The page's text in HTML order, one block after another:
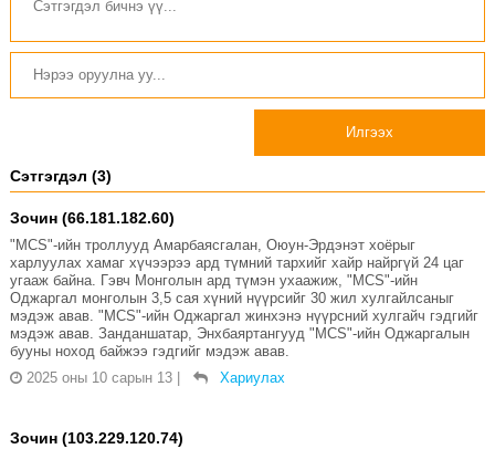
Илгээх
Сэтгэгдэл (3)
Зочин (66.181.182.60)
"MCS"-ийн троллууд Амарбаясгалан, Оюун-Эрдэнэт хоёрыг
харлуулах хамаг хүчээрээ ард түмний тархийг хайр найргүй 24 цаг
угааж байна. Гэвч Монголын ард түмэн ухаажиж, "MCS"-ийн
Оджаргал монголын 3,5 сая хүний нүүрсийг 30 жил хулгайлсаныг
мэдэж авав. "MCS"-ийн Оджаргал жинхэнэ нүүрсний хулгайч гэдгийг
мэдэж авав. Занданшатар, Энхбаяртангууд "MCS"-ийн Оджаргалын
бууны ноход байжээ гэдгийг мэдэж авав.
2025 оны 10 сарын 13
Хариулах
Зочин (103.229.120.74)